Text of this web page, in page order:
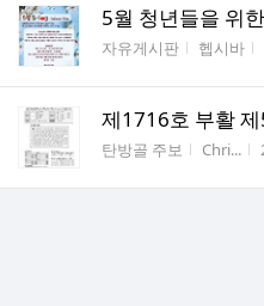
5월 청년들을 위
게시판명
자유게시판 작성자
헵시바
제1716호 부활
게시판명
탄방골 주보 작성자
Chri...